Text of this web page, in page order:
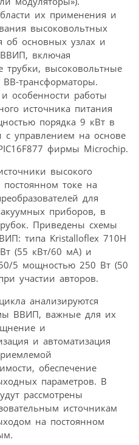
их применения и
высоковольтных
об основных узлах и
включая
трубки, высоковольтные
трансформаторы.
особенности работы
источника питания
порядка 9 кВт в
управлением на основе
фирмы Microchip.
высокого
токе на
для
приборов, в
Приведены схемы
типа Kristalloflex 710H
(55 кВт/60 мА) и
5 мощностью 250 Вт (50
участии авторов.
анализируются
ВВИП, важные для их
и
и автоматизация
обеспечение
параметров. В
рассмотрены
источникам
на постоянном